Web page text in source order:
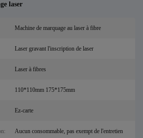
laser
Machine de marquage au laser à fibre
Laser gravant l'inscription de laser
Laser à fibres
110*110mm 175*175mm
Ez-carte
Aucun consommable, pas exempt de l'entretien